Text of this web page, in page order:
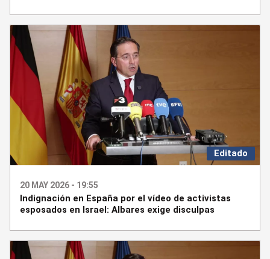
Editado
20 MAY 2026 - 19:55
Indignación en España por el vídeo de activistas
esposados en Israel: Albares exige disculpas